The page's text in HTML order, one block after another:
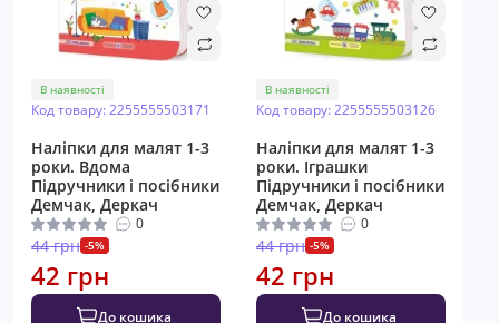
В наявності
Код товару: 2255555503171
Наліпки для малят 1-3
роки. Вдома
Пiдручники i посiбники
Демчак, Деркач
0
44 грн -5%
42 грн
До кошика
В наявності
Код товару: 2255555503126
Наліпки для малят 1-3
роки. Іграшки
Пiдручники i посiбники
Демчак, Деркач
0
44 грн -5%
42 грн
До кошика